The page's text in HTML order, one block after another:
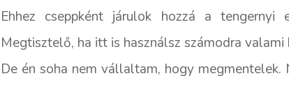
Ehhez cseppként járulok hozzá a tengernyi
Megtisztelő, ha itt is használsz számodra
De én soha nem vállaltam, hogy